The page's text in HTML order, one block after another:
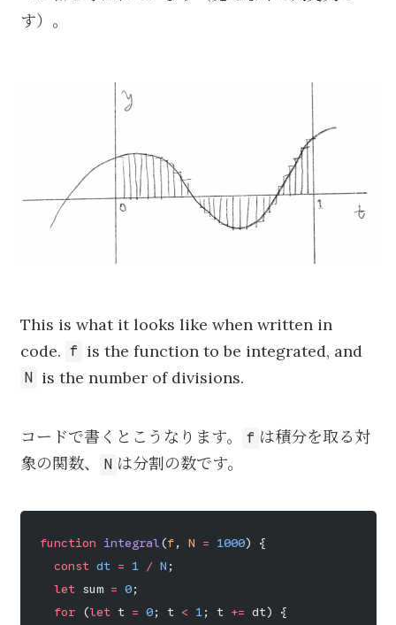
す）。
This is what it looks like when written in
code. f is the function to be integrated, and
N is the number of divisions.
コードで書くとこうなります。 f は積分を取る対
象の関数、
N は分割の数です。
function integral(f, N = 1000) {
  const
dt = 1 / N ;
  let
sum = 0;
  for
(let t = 0; t < 1; t += dt) {